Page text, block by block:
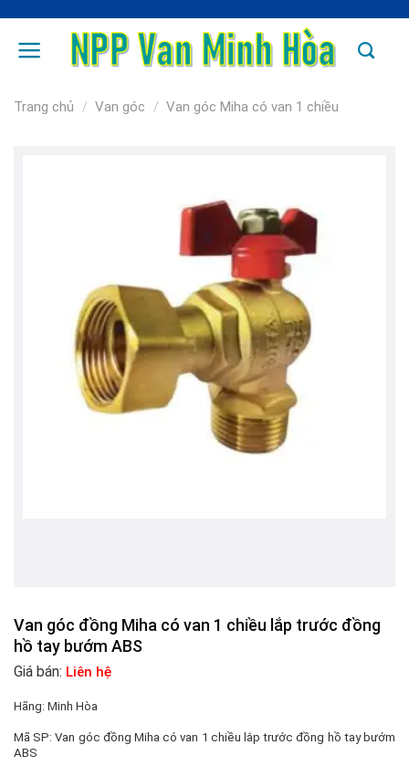
content
Trang chủ / Van góc / Van góc Miha có van 1 chiều
Van góc đồng Miha có van 1 chiều lắp trước đồng
hồ tay bướm ABS
Giá bán: Liên hệ
Hãng: Minh Hòa
Mã SP:Van góc đồng Miha có van 1 chiều lắp trước đồng hồ tay bướm
ABS